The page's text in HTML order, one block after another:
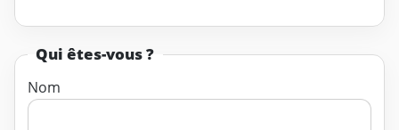
Qui êtes-vous ?
Nom